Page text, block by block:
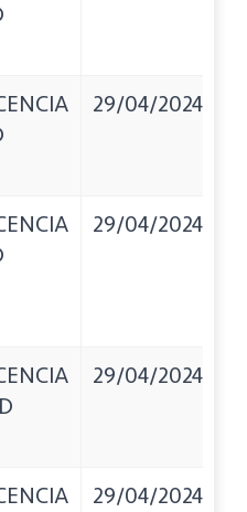
29/04/2024
29/04/2024
29/04/2024
29/04/2024